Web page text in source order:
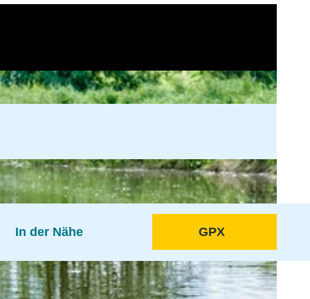
In der Nähe GPX